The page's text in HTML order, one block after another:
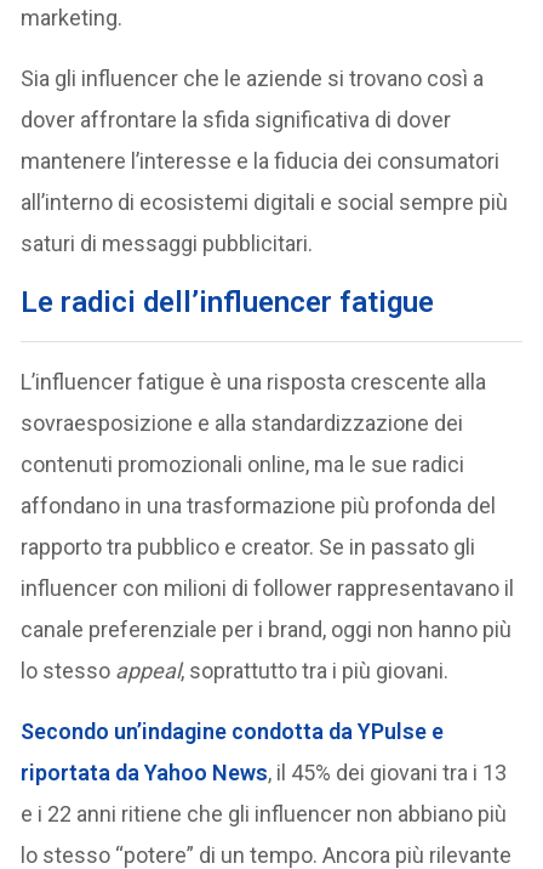
marketing.
Sia gli influencer che le aziende si trovano così a
dover affrontare la sfida significativa di dover
mantenere l’interesse e la fiducia dei consumatori
all’interno di ecosistemi digitali e social sempre più
saturi di messaggi pubblicitari.
Le radici dell’influencer fatigue
L’influencer fatigue è una risposta crescente alla
sovraesposizione e alla standardizzazione dei
contenuti promozionali online, ma le sue radici
affondano in una trasformazione più profonda del
rapporto tra pubblico e creator. Se in passato gli
influencer con milioni di follower rappresentavano il
canale preferenziale per i brand, oggi non hanno più
lo stesso appeal, soprattutto tra i più giovani.
Secondo un’indagine condotta da YPulse e
riportata da Yahoo News, il 45% dei giovani tra i 13
e i 22 anni ritiene che gli influencer non abbiano più
lo stesso “potere” di un tempo. Ancora più rilevante